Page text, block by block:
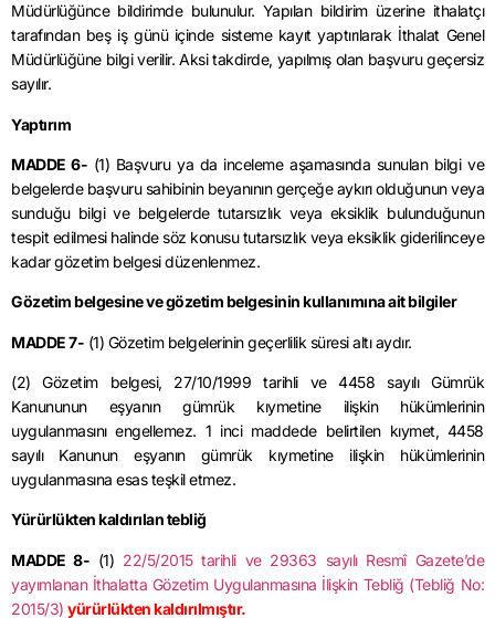
Müdürlüğünce bildirimde bulunulur. Yapılan bildirim üzerine ithalatçı
tarafından beş iş günü içinde sisteme kayıt yaptırılarak İthalat Genel
Müdürlüğüne bilgi verilir. Aksi takdirde, yapılmış olan başvuru geçersiz
sayılır.
Yaptırım
MADDE 6- (1) Başvuru ya da inceleme aşamasında sunulan bilgi ve
belgelerde başvuru sahibinin beyanının gerçeğe aykırı olduğunun veya
sunduğu bilgi ve belgelerde tutarsızlık veya eksiklik bulunduğunun
tespit edilmesi halinde söz konusu tutarsızlık veya eksiklik giderilinceye
kadar gözetim belgesi düzenlenmez.
Gözetim belgesine ve gözetim belgesinin kullanımına ait bilgiler
MADDE 7- (1) Gözetim belgelerinin geçerlilik süresi altı aydır.
(2) Gözetim belgesi, 27/10/1999 tarihli ve 4458 sayılı Gümrük
Kanununun eşyanın gümrük kıymetine ilişkin hükümlerinin
uygulanmasını engellemez. 1 inci maddede belirtilen kıymet, 4458
sayılı Kanunun eşyanın gümrük kıymetine ilişkin hükümlerinin
uygulanmasına esas teşkil etmez.
Yürürlükten kaldırılan tebliğ
MADDE 8- (1) 22/5/2015 tarihli ve 29363 sayılı Resmî Gazete’de
yayımlanan İthalatta Gözetim Uygulanmasına İlişkin Tebliğ (Tebliğ No:
2015/3) yürürlükten kaldırılmıştır.